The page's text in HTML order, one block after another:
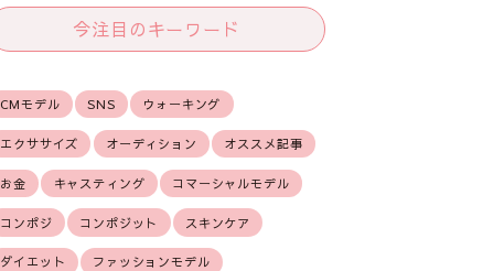
今注目のキーワード
CMモデル SNS ウォーキング
エクササイズ オーディション オススメ記事
お金 キャスティング コマーシャルモデル
コンポジ コンポジット スキンケア
ダイエット ファッションモデル